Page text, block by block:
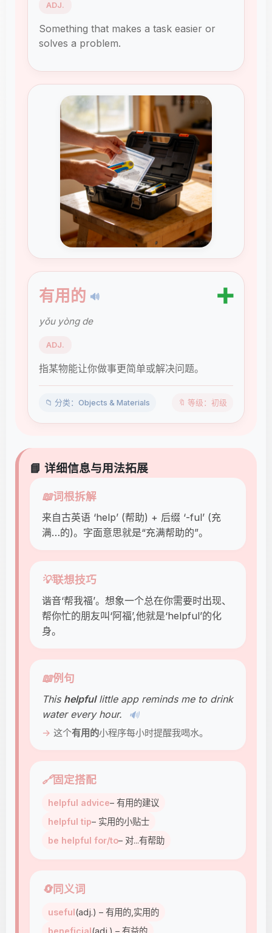
ADJ.
Something that makes a task easier or
solves a problem.
有用的 🔊 ➕
yǒu yòng de
ADJ.
指某物能让你做事更简单或解决问题。
📁 分类：Objects & Materials 🔖 等级：初级
📘 详细信息与用法拓展
📖词根拆解
来自古英语 ‘help’ (帮助) + 后缀 ‘-ful’ (充
满…的)。字面意思就是“充满帮助的”。
💡联想技巧
谐音‘帮我福’。想象一个总在你需要时出现、
帮你忙的朋友叫‘阿福’,他就是‘helpful’的化
身。
📖例句
This helpfullittle app reminds me to drink
water every hour.
🔊
这个有用的小程序每小时提醒我喝水。
🔗固定搭配
helpful advice– 有用的建议
helpful tip– 实用的小贴士
be helpful for/to– 对...有帮助
🔄同义词
useful(adj.) – 有用的,实用的